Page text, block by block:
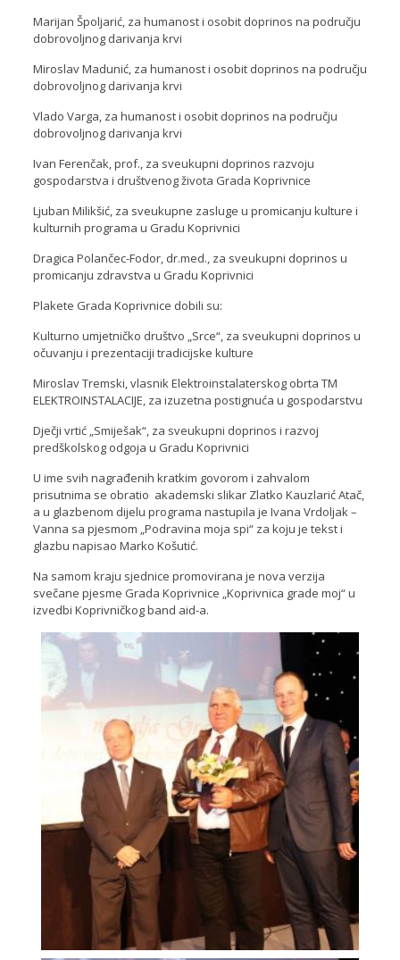
Marijan Špoljarić, za humanost i osobit doprinos na području
dobrovoljnog darivanja krvi
Miroslav Madunić, za humanost i osobit doprinos na području
dobrovoljnog darivanja krvi
Vlado Varga, za humanost i osobit doprinos na području
dobrovoljnog darivanja krvi
Ivan Ferenčak, prof., za sveukupni doprinos razvoju
gospodarstva i društvenog života Grada Koprivnice
Ljuban Milikšić, za sveukupne zasluge u promicanju kulture i
kulturnih programa u Gradu Koprivnici
Dragica Polančec-Fodor, dr.med., za sveukupni doprinos u
promicanju zdravstva u Gradu Koprivnici
Plakete Grada Koprivnice dobili su:
Kulturno umjetničko društvo „Srce“, za sveukupni doprinos u
očuvanju i prezentaciji tradicijske kulture
Miroslav Tremski, vlasnik Elektroinstalaterskog obrta TM
ELEKTROINSTALACIJE, za izuzetna postignuća u gospodarstvu
Dječji vrtić „Smiješak“, za sveukupni doprinos i razvoj
predškolskog odgoja u Gradu Koprivnici
U ime svih nagrađenih kratkim govorom i zahvalom
prisutnima se obratio akademski slikar Zlatko Kauzlarić Atač,
a u glazbenom dijelu programa nastupila je Ivana Vrdoljak –
Vanna sa pjesmom „Podravina moja spi“ za koju je tekst i
glazbu napisao Marko Košutić.
Na samom kraju sjednice promovirana je nova verzija
svečane pjesme Grada Koprivnice „Koprivnica grade moj“ u
izvedbi Koprivničkog band aid-a.